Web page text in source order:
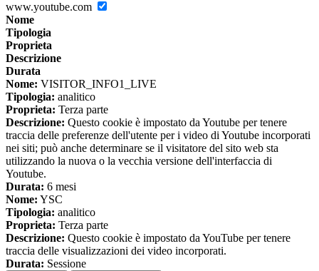
www.youtube.com
Nome
Tipologia
Proprieta
Descrizione
Durata
Nome: VISITOR_INFO1_LIVE
Tipologia: analitico
Proprieta: Terza parte
Descrizione: Questo cookie è impostato da Youtube per tenere
traccia delle preferenze dell'utente per i video di Youtube incorporati
nei siti; può anche determinare se il visitatore del sito web sta
utilizzando la nuova o la vecchia versione dell'interfaccia di
Youtube.
Durata: 6 mesi
Nome: YSC
Tipologia: analitico
Proprieta: Terza parte
Descrizione: Questo cookie è impostato da YouTube per tenere
traccia delle visualizzazioni dei video incorporati.
Durata: Sessione